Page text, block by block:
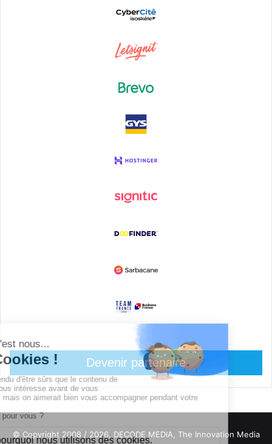
Devenir partenaire
© Copyright 2008 / 2026, DECODE MEDIA, The Innovation Media